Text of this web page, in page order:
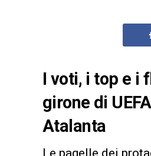
I voti, i top e i
girone di
Atalanta
Le pagelle dei